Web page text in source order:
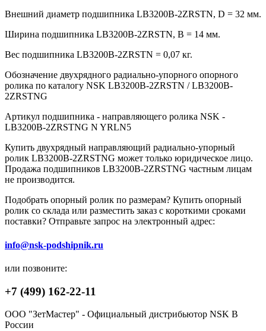
Внешний диаметр подшипника LB3200B-2ZRSTN, D = 32 мм.
Ширина подшипника LB3200B-2ZRSTN, B = 14 мм.
Вес подшипника LB3200B-2ZRSTN = 0,07 кг.
Обозначение двухрядного радиально-упорного опорного
ролика по каталогу NSK LB3200B-2ZRSTN / LB3200B-
2ZRSTNG
Артикул подшипника - направляющего ролика NSK -
LB3200B-2ZRSTNG N YRLN5
Купить двухрядный направляющий радиально-упорный
ролик LB3200B-2ZRSTNG может только юридическое лицо.
Продажа подшипников LB3200B-2ZRSTNG частным лицам
не производится.
Подобрать опорный ролик по размерам? Купить опорный
ролик со склада или разместить заказ с короткими сроками
поставки? Отправьте запрос на электронный адрес:
info@nsk-podshipnik.ru
или позвоните:
+7 (499) 162-22-11
ООО "ЗетМастер" - Официальный дистрибьютор NSK В
России